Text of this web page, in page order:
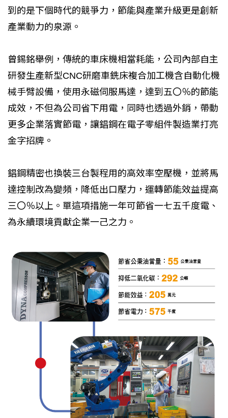
到的是下個時代的競爭力，節能與產業升級更是創新
產業動力的泉源。
曾錫銘舉例，傳統的車床機相當耗能，公司內部自主
研發生產新型CNC研磨車銑床複合加工機含自動化機
械手臂設備，使用永磁伺服馬達，達到五〇％的節能
成效，不但為公司省下用電，同時也透過外銷，帶動
更多企業落實節電，讓錩鋼在電子零組件製造業打亮
金字招牌。
錩鋼精密也換裝三台製程用的高效率空壓機，並將馬
達控制改為變頻，降低出口壓力，運轉節能效益提高
三〇％以上。單這項措施一年可節省一七五千度電、
為永續環境貢獻企業一己之力。